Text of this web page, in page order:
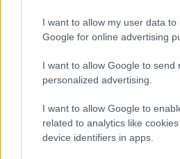
I want to allow my user data to
Google for online advertising
I want to allow Google to send
personalized advertising.
I want to allow Google to
related to analytics like
device identifiers in apps.